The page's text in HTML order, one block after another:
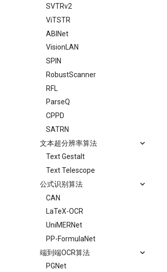
SVTRv2
ViTSTR
ABINet
VisionLAN
SPIN
RobustScanner
RFL
ParseQ
CPPD
SATRN
文本超分辨率算法
Text Gestalt
Text Telescope
公式识别算法
CAN
LaTeX-OCR
UniMERNet
PP-FormulaNet
端到端OCR算法
PGNet